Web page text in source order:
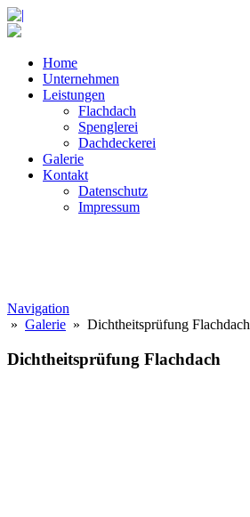
Home
Unternehmen
Leistungen
Flachdach
Spenglerei
Dachdeckerei
Galerie
Kontakt
Datenschutz
Impressum
Navigation
» Galerie » Dichtheitsprüfung Flachdach
Dichtheitsprüfung Flachdach